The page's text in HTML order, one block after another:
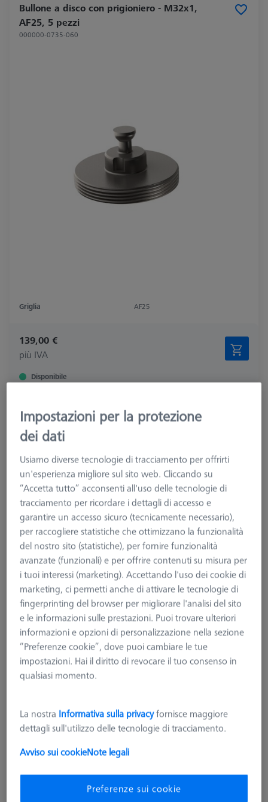
Bullone a disco con prigioniero - M32x1,
AF25, 5 pezzi
000000-0735-060
Griglia AF25
139,00 €
più IVA
Disponibile
Barra quadra - 25x25x250mm, AF25, 2
pezzi
626109-9610-009
Alluminio anodizzato nero
Larghezza (B)
25,0 mm
Griglia
più IVA
Impostazioni per la protezione
dei dati
Usiamo diverse tecnologie di tracciamento per offrirti
un'esperienza migliore sul sito web. Cliccando su
“Accetta tutto” acconsenti all'uso delle tecnologie di
tracciamento per ricordare i dettagli di accesso e
garantire un accesso sicuro (tecnicamente necessario),
per raccogliere statistiche che ottimizzano la funzionalità
del nostro sito (statistiche), per fornire funzionalità
avanzate (funzionali) e per offrire contenuti su misura per
i tuoi interessi (marketing). Accettando l'uso dei cookie di
marketing, ci permetti anche di attivare le tecnologie di
fingerprinting del browser per migliorare l'analisi del sito
e le informazioni sulle prestazioni. Puoi trovare ulteriori
informazioni e opzioni di personalizzazione nella sezione
“Preferenze cookie”, dove puoi cambiare le tue
impostazioni. Hai il diritto di revocare il tuo consenso in
qualsiasi momento.
La nostra Informativa sulla privacyfornisce maggiore
dettagli sull'utilizzo delle tecnologie di tracciamento.
Avviso sui cookieNote legali
Preferenze sui cookie